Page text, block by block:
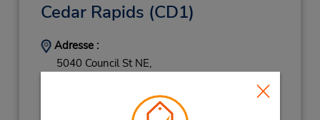
Cedar Rapids (CD1)
Adresse :
5040 Council St NE,